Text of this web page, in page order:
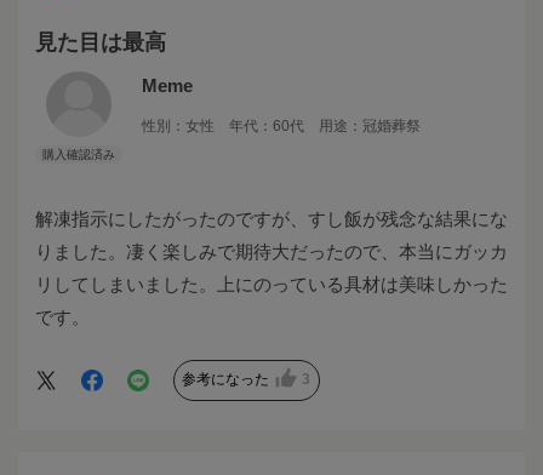
見た目は最高
Meme
性別： 女性 年代： 60代 用途： 冠婚葬祭
解凍指示にしたがったのですが、すし飯が残念な結果にな
りました。凄く楽しみで期待大だったので、本当にガッカ
リしてしまいました。上にのっている具材は美味しかった
です。
参考になった 3